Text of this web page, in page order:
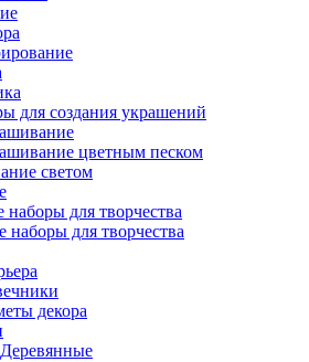
для создания украшений
цветным песком
светом
для творчества
наборы для творчества
декора
Деревянные